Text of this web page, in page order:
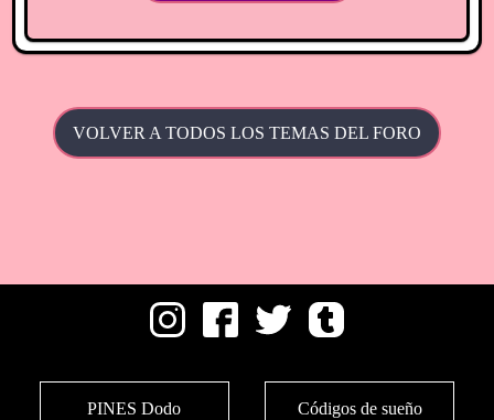
VOLVER A TODOS LOS TEMAS DEL FORO
PINES Dodo Códigos de sueño